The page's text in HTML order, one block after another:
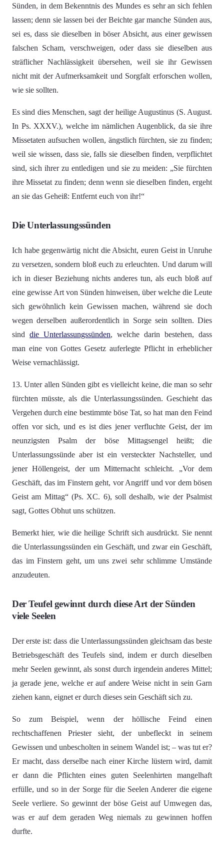
Sünden, in dem Bekenntnis des Mundes es sehr an sich fehlen
lassen; denn sie lassen bei der Beichte gar manche Sünden aus,
sei es, dass sie dieselben in böser Absicht, aus einer gewissen
falschen Scham, verschweigen, oder dass sie dieselben aus
sträflicher Nachlässigkeit übersehen, weil sie ihr Gewissen
nicht mit der Aufmerksamkeit und Sorgfalt erforschen wollen,
wie sie sollten.
Es sind dies Menschen, sagt der heilige Augustinus (S. August.
In Ps. XXXV.), welche im nämlichen Augenblick, da sie ihre
Missetaten aufsuchen wollen, ängstlich fürchten, sie zu finden;
weil sie wissen, dass sie, falls sie dieselben finden, verpflichtet
sind, sich ihrer zu entledigen und sie zu meiden: „Sie fürchten
ihre Missetat zu finden; denn wenn sie dieselben finden, ergeht
an sie das Geheiß: Entfernt euch von ihr!“
Die Unterlassungssünden
Ich habe gegenwärtig nicht die Absicht, euren Geist in Unruhe
zu versetzen, sondern bloß euch zu erleuchten. Und darum will
ich in dieser Beziehung nichts anderes tun, als euch bloß auf
eine gewisse Art von Sünden hinweisen, über welche die Leute
sich gewöhnlich kein Gewissen machen, während sie doch
wegen derselben außerordentlich in Sorge sein sollten. Dies
sind die Unterlassungssünden, welche darin bestehen, dass
man eine von Gottes Gesetz auferlegte Pflicht in erheblicher
Weise vernachlässigt.
13. Unter allen Sünden gibt es vielleicht keine, die man so sehr
fürchten müsste, als die Unterlassungssünden. Geschieht das
Vergehen durch eine bestimmte böse Tat, so hat man den Feind
offen vor sich, und es ist dies jener verfluchte Geist, der im
neunzigsten Psalm der böse Mittagsengel heißt; die
Unterlassungssünde aber ist ein versteckter Nachsteller, und
jener Höllengeist, der um Mitternacht schleicht. „Vor dem
Geschäft, das im Finstern geht, vor Angriff und vor dem bösen
Geist am Mittag“ (Ps. XC. 6), soll deshalb, wie der Psalmist
sagt, Gottes Obhut uns schützen.
Bemerkt hier, wie die heilige Schrift sich ausdrückt. Sie nennt
die Unterlassungssünden ein Geschäft, und zwar ein Geschäft,
das im Finstern geht, um uns zwei sehr schlimme Umstände
anzudeuten.
Der Teufel gewinnt durch diese Art der Sünden
viele Seelen
Der erste ist: dass die Unterlassungssünden gleichsam das beste
Betriebsgeschäft des Teufels sind, indem er durch dieselben
mehr Seelen gewinnt, als sonst durch irgendein anderes Mittel;
ja gerade jene, welche er auf andere Weise nicht in sein Garn
ziehen kann, eignet er durch dieses sein Geschäft sich zu.
So zum Beispiel, wenn der höllische Feind einen
rechtschaffenen Priester sieht, der unbefleckt in seinem
Gewissen und unbescholten in seinem Wandel ist; – was tut er?
Er macht, dass derselbe nach einer Kirche lüstern wird, damit
er dann die Pflichten eines guten Seelenhirten mangelhaft
erfülle, und so in der Sorge für die Seelen Anderer die eigene
Seele verliere. So gewinnt der böse Geist auf Umwegen das,
was er auf dem geraden Weg niemals zu gewinnen hoffen
durfte.